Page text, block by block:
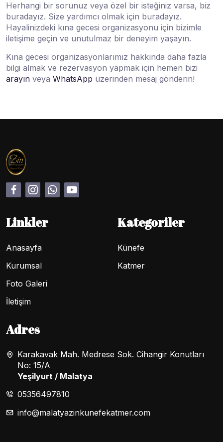
Herhangi bir sorunuz veya özel bir isteğiniz varsa, biz
buradayız. Size yardımcı olmak için buradayız.
Hayalinizdeki kına gecesi organizasyonu için bizimle
iletişime geçin ve unutulmaz bir deneyim yaşayın.
Kına gecesi organizasyonlarımız hakkında daha fazla
bilgi almak ve rezervasyon yapmak için hemen bizi
arayın veya WhatsApp üzerinden mesaj gönderin!
Linkler
Anasayfa
Kurumsal
Foto Galeri
İletişim
Kategoriler
Künefe
Katmer
Adres
Karakavak Mah. Medrese Sok. Cihangir Konutları
No: 15/A
Yeşilyurt / Malatya
05356497810
info@malatyazinkunefekatmer.com